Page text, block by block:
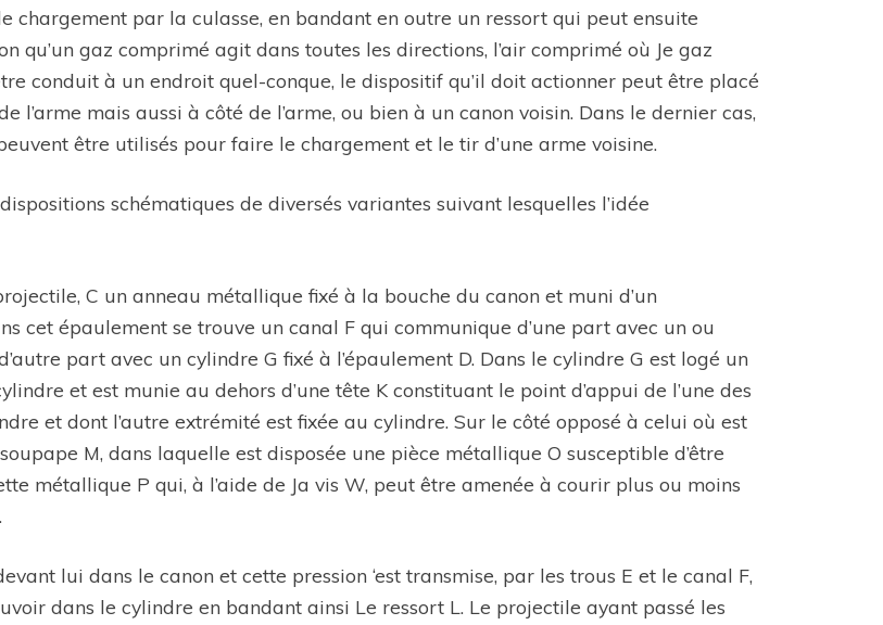
chargement par la culasse, en bandant en outre un ressort qui peut ensuite
qu’un gaz comprimé agit dans toutes les directions, l’air comprimé où Je gaz
conduit à un endroit quel-conque, le dispositif qu’il doit actionner peut être placé
l’arme mais aussi à côté de l’arme, ou bien à un canon voisin. Dans le dernier cas,
être utilisés pour faire le chargement et le tir d’une arme voisine.
schématiques de diversés variantes suivant lesquelles l’idée
C un anneau métallique fixé à la bouche du canon et muni d’un
cet épaulement se trouve un canal F qui communique d’une part avec un ou
part avec un cylindre G fixé à l’épaulement D. Dans le cylindre G est logé un
et est munie au dehors d’une tête K constituant le point d’appui de l’une des
et dont l’autre extrémité est fixée au cylindre. Sur le côté opposé à celui où est
M, dans laquelle est disposée une pièce métallique O susceptible d’être
métallique P qui, à l’aide de Ja vis W, peut être amenée à courir plus ou moins
lui dans le canon et cette pression ‘est transmise, par les trous E et le canal F,
dans le cylindre en bandant ainsi Le ressort L. Le projectile ayant passé les